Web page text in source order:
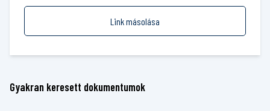
Link másolása
Gyakran keresett dokumentumok